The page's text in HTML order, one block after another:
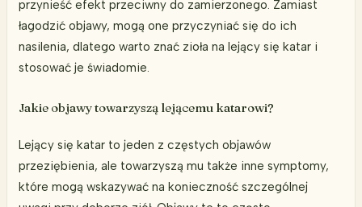
przynieść efekt przeciwny do zamierzonego. Zamiast
łagodzić objawy, mogą one przyczyniać się do ich
nasilenia, dlatego warto znać zioła na lejący się katar i
stosować je świadomie.
Jakie objawy towarzyszą lejącemu katarowi?
Lejący się katar to jeden z częstych objawów
przeziębienia, ale towarzyszą mu także inne symptomy,
które mogą wskazywać na konieczność szczególnej